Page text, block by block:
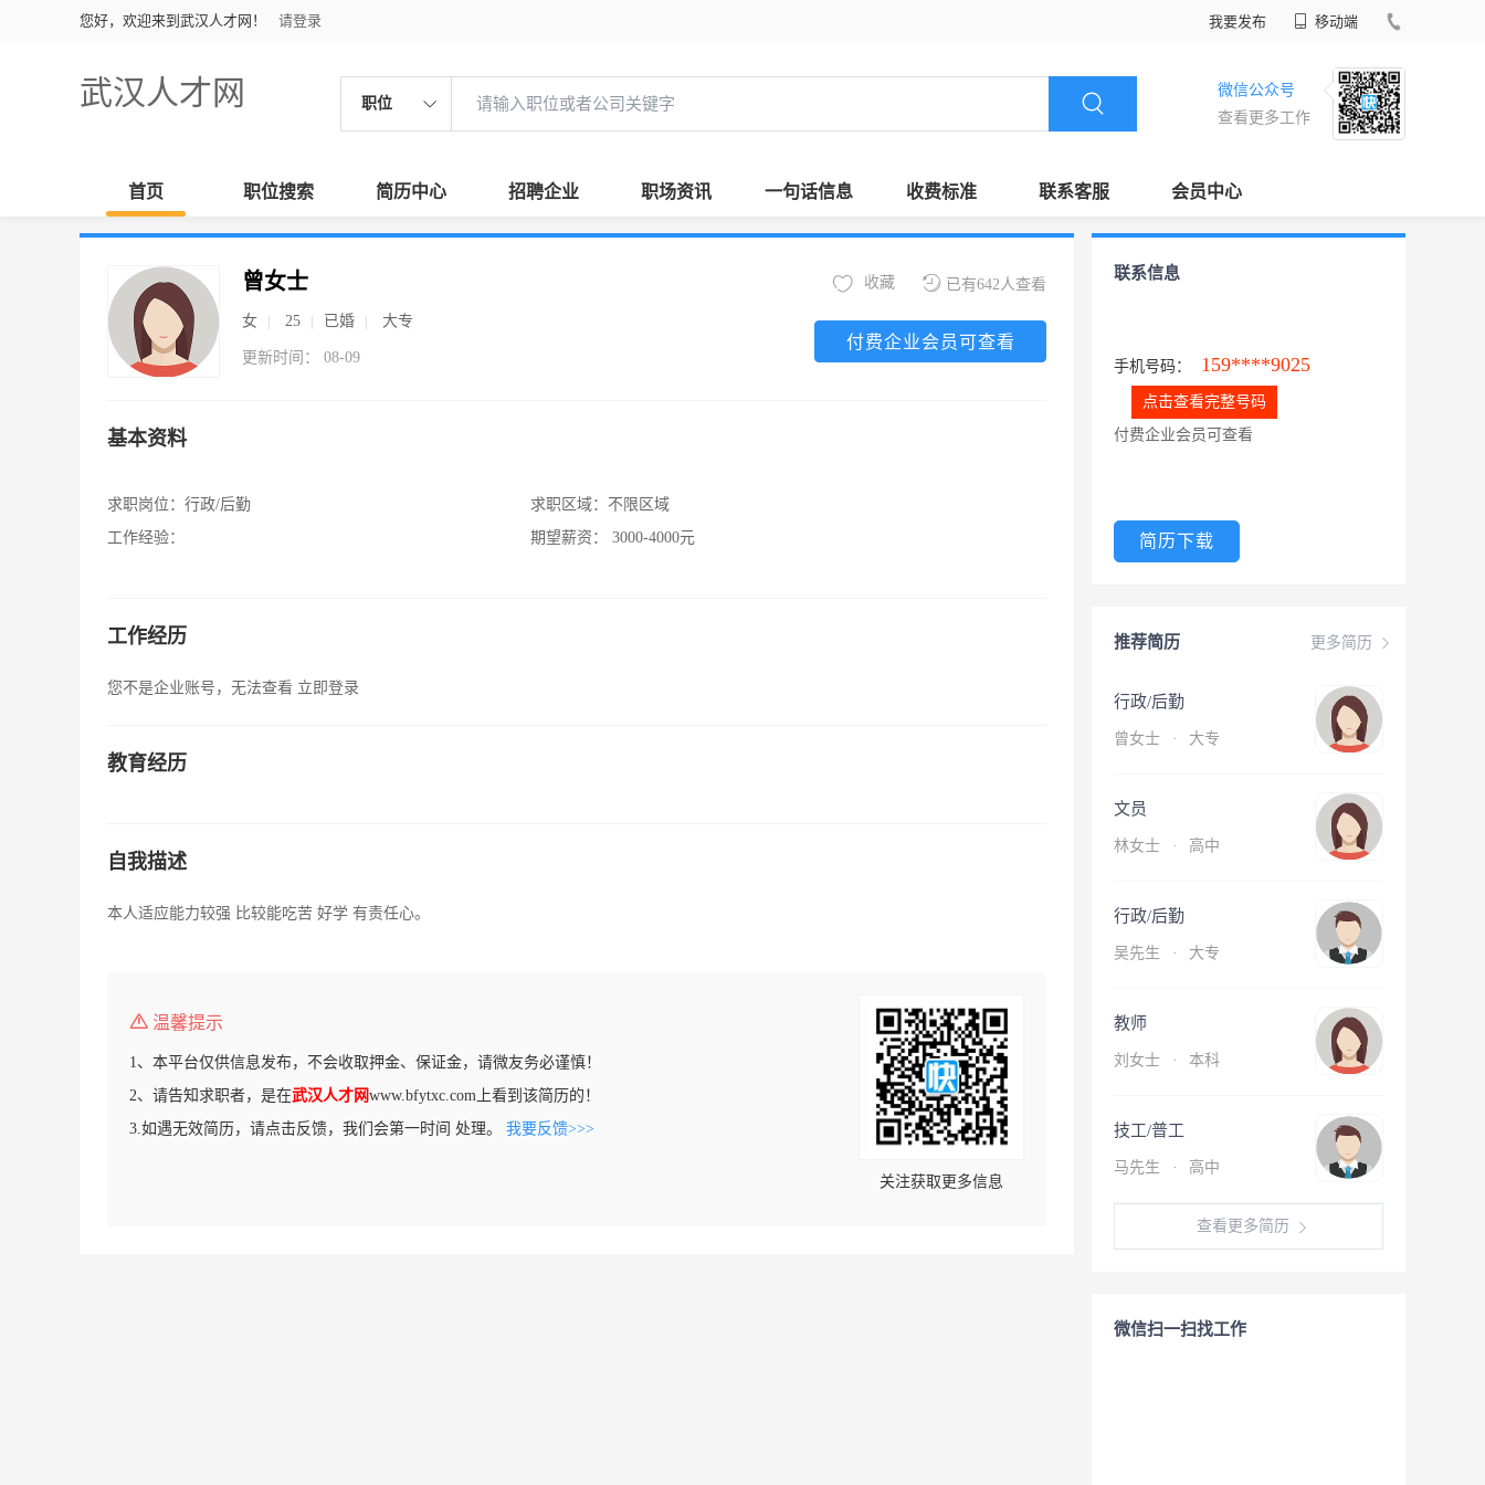
您好，欢迎来到武汉人才网！ 请登录 我要发布 移动端
武汉人才网 职位
微信公众号
查看更多工作
首页 职位搜索 简历中心 招聘企业 职场资讯 一句话信息 收费标准 联系客服 会员中心
曾女士
女 25 已婚 大专
更新时间： 08-09
已有642人查看
收藏
付费企业会员可查看
基本资料
求职岗位： 行政/后勤
工作经验：
求职区域： 不限区域
期望薪资：
3000-4000元
工作经历
您不是企业账号，无法查看 立即登录
教育经历
自我描述
本人适应能力较强 比较能吃苦 好学 有责任心。
温馨提示
1、本平台仅供信息发布，不会收取押金、保证金，请微友务必谨慎！
2、请告知求职者，是在武汉人才网www.bfytxc.com上看到该简历的！
3.如遇无效简历，请点击反馈，我们会第一时间 处理。 我要反馈>>>
关注获取更多信息
联系信息
手机号码： 159****9025
点击查看完整号码
付费企业会员可查看
简历下载
更多简历
推荐简历
行政/后勤
曾女士 · 大专
文员
林女士 · 高中
行政/后勤
吴先生 · 大专
教师
刘女士 · 本科
技工/普工
马先生 · 高中
查看更多简历
微信扫一扫找工作